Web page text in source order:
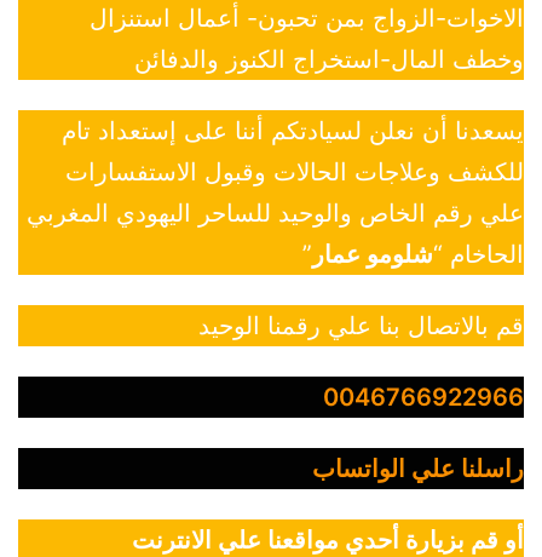
الاخوات-الزواج بمن تحبون- أعمال استنزال
وخطف المال-استخراج الكنوز والدفائن
يسعدنا أن نعلن لسيادتكم أننا على إستعداد تام
للكشف وعلاجات الحالات وقبول الاستفسارات
علي رقم الخاص والوحيد للساحر اليهودي المغربي
الحاخام “شلومو عمار ”
قم بالاتصال بنا علي رقمنا الوحيد
0046766922966
راسلنا علي الواتساب
أو قم بزيارة أحدي مواقعنا علي الانترنت